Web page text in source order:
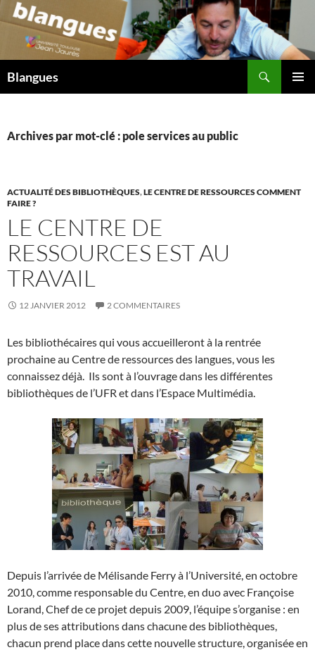
Aller
au
contenu
Blangues
Archives par mot-clé : pole services au public
ACTUALITÉ DES BIBLIOTHÈQUES,LE CENTRE DE RESSOURCES COMMENT
FAIRE ?
LE CENTRE DE
RESSOURCES EST AU
TRAVAIL
12 JANVIER 2012 2 COMMENTAIRES
Les bibliothécaires qui vous accueilleront à la rentrée
prochaine au Centre de ressources des langues, vous les
connaissez déjà. Ils sont à l’ouvrage dans les différentes
bibliothèques de l’UFR et dans l’Espace Multimédia.
Depuis l’arrivée de Mélisande Ferry à l’Université, en octobre
2010, comme responsable du Centre, en duo avec Françoise
Lorand, Chef de ce projet depuis 2009, l’équipe s’organise : en
plus de ses attributions dans chacune des bibliothèques,
chacun prend place dans cette nouvelle structure, organisée en